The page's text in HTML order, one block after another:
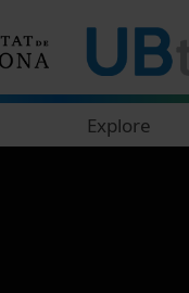
Explore